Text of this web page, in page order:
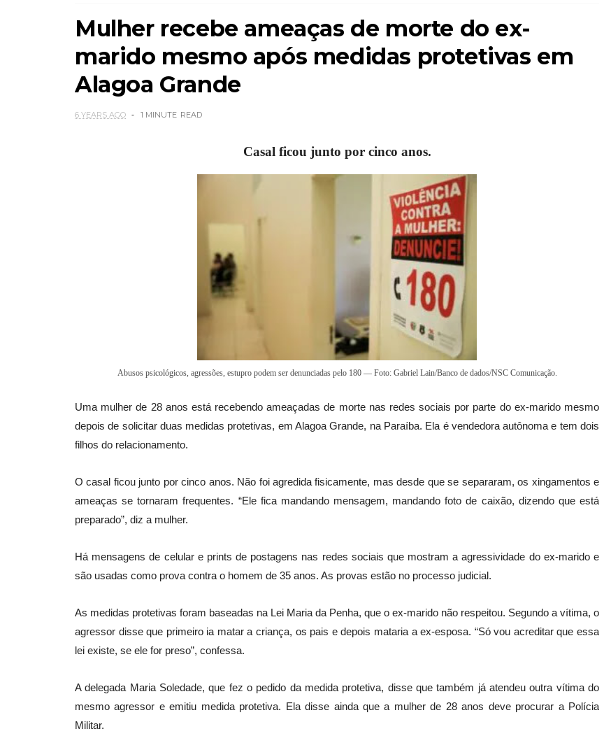
Mulher recebe ameaças de morte do ex-
marido mesmo após medidas protetivas em
Alagoa Grande
6 YEARS AGO 1 MINUTE READ
Casal ficou junto por cinco anos.
Abusos psicológicos, agressões, estupro podem ser denunciadas pelo 180 — Foto: Gabriel Lain/Banco de dados/NSC Comunicação.
Uma mulher de 28 anos está recebendo ameaçadas de morte nas redes sociais por parte do ex-marido mesmo
depois de solicitar duas medidas protetivas, em Alagoa Grande, na Paraíba. Ela é vendedora autônoma e tem dois
filhos do relacionamento.
O casal ficou junto por cinco anos. Não foi agredida fisicamente, mas desde que se separaram, os xingamentos e
ameaças se tornaram frequentes. “Ele fica mandando mensagem, mandando foto de caixão, dizendo que está
preparado”, diz a mulher.
Há mensagens de celular e prints de postagens nas redes sociais que mostram a agressividade do ex-marido e
são usadas como prova contra o homem de 35 anos. As provas estão no processo judicial.
As medidas protetivas foram baseadas na Lei Maria da Penha, que o ex-marido não respeitou. Segundo a vítima, o
agressor disse que primeiro ia matar a criança, os pais e depois mataria a ex-esposa. “Só vou acreditar que essa
lei existe, se ele for preso”, confessa.
A delegada Maria Soledade, que fez o pedido da medida protetiva, disse que também já atendeu outra vítima do
mesmo agressor e emitiu medida protetiva. Ela disse ainda que a mulher de 28 anos deve procurar a Polícia
Militar.